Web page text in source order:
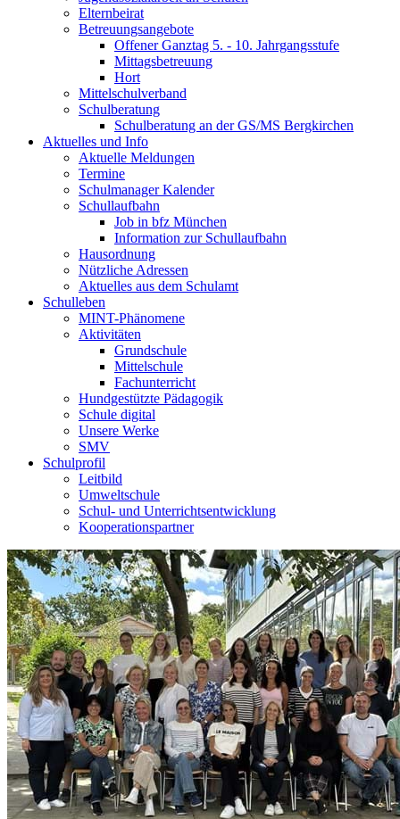
Elternbeirat
Betreuungsangebote
Offener Ganztag 5. - 10. Jahrgangsstufe
Mittagsbetreuung
Hort
Mittelschulverband
Schulberatung
Schulberatung an der GS/MS Bergkirchen
Aktuelles und Info
Aktuelle Meldungen
Termine
Schulmanager Kalender
Schullaufbahn
Job in bfz München
Information zur Schullaufbahn
Hausordnung
Nützliche Adressen
Aktuelles aus dem Schulamt
Schulleben
MINT-Phänomene
Aktivitäten
Grundschule
Mittelschule
Fachunterricht
Hundgestützte Pädagogik
Schule digital
Unsere Werke
SMV
Schulprofil
Leitbild
Umweltschule
Schul- und Unterrichtsentwicklung
Kooperationspartner